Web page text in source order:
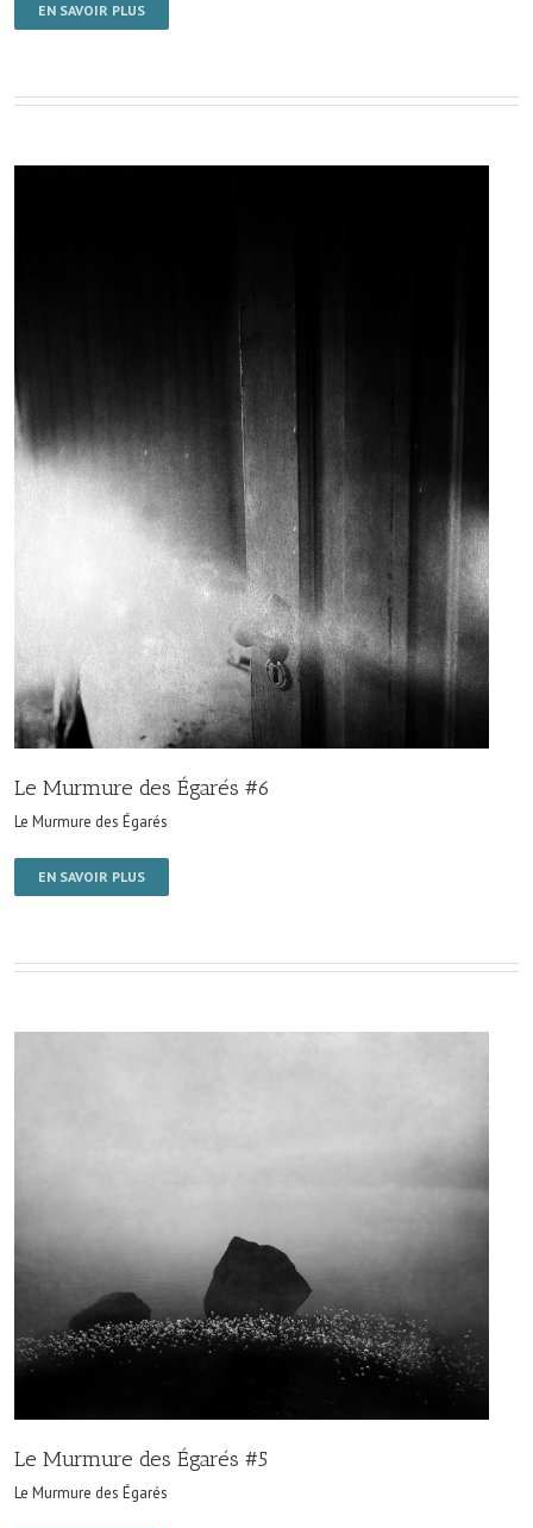
EN SAVOIR PLUS
Le Murmure des Égarés #6
Le Murmure des Égarés
EN SAVOIR PLUS
Le Murmure des Égarés #5
Le Murmure des Égarés